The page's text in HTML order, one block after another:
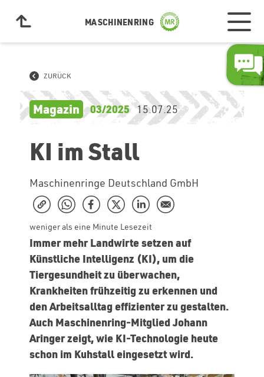
MASCHINENRING
ZURÜCK
Magazin 03/2025 15.07.25
KI im Stall
Maschinenringe Deutschland GmbH
weniger als eine Minute Lesezeit
Immer mehr Landwirte setzen auf
Künstliche Intelligenz (KI), um die
Tiergesundheit zu überwachen,
Krankheiten frühzeitig zu erkennen und
den Arbeitsalltag effizienter zu gestalten.
Auch Maschinenring-Mitglied Johann
Aringer zeigt, wie KI-Technologie heute
schon im Kuhstall eingesetzt wird.